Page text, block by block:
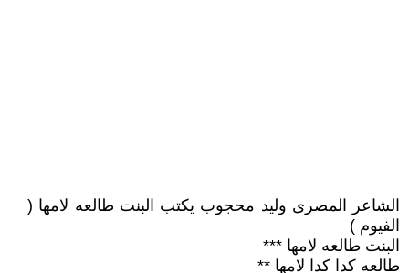
الشاعر المصرى وليد محجوب يكتب البنت طالعه لامها (
الفيوم )
البنت طالعه لامها ***
طالعه كدا كدا لامها **